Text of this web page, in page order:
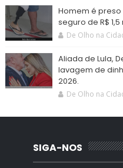
Homem é
seguro de R$
De Olho na
Aliada de Lula,
lavagem de
2026.
De Olho na
SIGA-NOS